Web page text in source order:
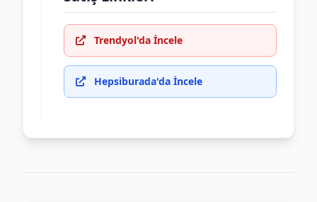
Trendyol'da İncele
Hepsiburada'da İncele